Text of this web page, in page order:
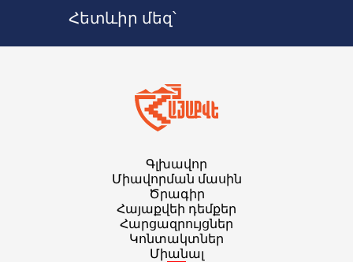
Հետևիր մեզ՝
Գլխավոր
Միավորման մասին
Ծրագիր
Հայաքվեի դեմքեր
Հարցազրույցներ
Կոնտակտներ
Միանալ